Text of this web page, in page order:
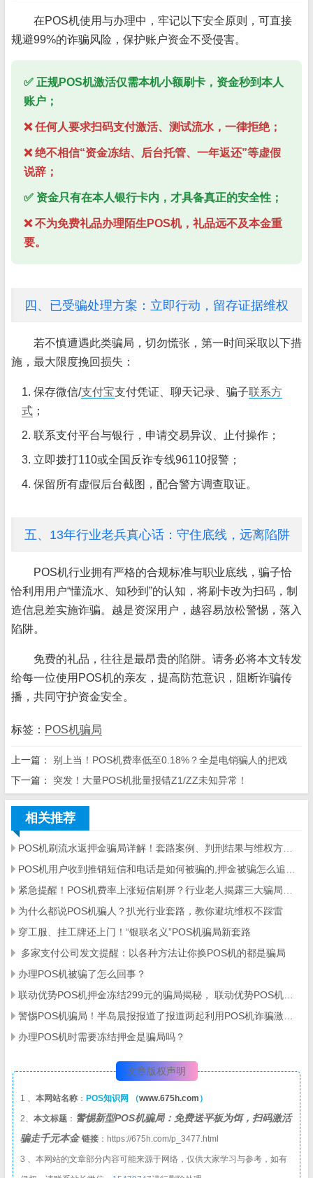
在POS机使用与办理中，牢记以下安全原则，可直接
规避99%的诈骗风险，保护账户资金不受侵害。
✅ 正规POS机激活仅需本机小额刷卡，资金秒到本人
账户；
❌ 任何人要求扫码支付激活、测试流水，一律拒绝；
❌ 绝不相信“资金冻结、后台托管、一年返还”等虚假
说辞；
✅ 资金只有在本人银行卡内，才具备真正的安全性；
❌ 不为免费礼品办理陌生POS机，礼品远不及本金重
要。
四、已受骗处理方案：立即行动，留存证据维权
若不慎遭遇此类骗局，切勿慌张，第一时间采取以下措
施，最大限度挽回损失：
1. 保存微信/支付宝支付凭证、聊天记录、骗子联系方
式 ；
2. 联系支付平台与银行，申请交易异议、止付操作；
3. 立即拨打110或全国反诈专线96110报警；
4. 保留所有虚假后台截图，配合警方调查取证。
五、13年行业老兵真心话：守住底线，远离陷阱
POS机行业拥有严格的合规标准与职业底线，骗子恰
恰利用用户“懂流水、知秒到”的认知，将刷卡改为扫码，制
造信息差实施诈骗。越是资深用户，越容易放松警惕，落入
陷阱。
免费的礼品，往往是最昂贵的陷阱。请务必将本文转发
给每一位使用POS机的亲友，提高防范意识，阻断诈骗传
播，共同守护资金安全。
标签： POS机骗局
上一篇：
别上当！POS机费率低至0.18%？全是电销骗人的把戏
下一篇：
突发！大量POS机批量报错Z1/ZZ未知异常！
相关推荐
为什么都说POS机骗人？扒光行业套路，教你避坑维权不踩雷
穿工服、挂工牌还上门！“银联名义”POS机骗局新套路
​ 多家支付公司发文提醒：以各种方法让你换POS机的都是骗局
办理POS机被骗了怎么回事？
办理POS机时需要冻结押金是骗局吗？
文章版权声明
1 、 本网站名称 ： POS知识网 （www.675h.com ）
2、 本文标题 ： 警惕新型POS机骗局：免费送平板为饵，扫码激活
骗走千元本金链接 ：https://675h.com/p_3477.html
3 、本网站的文章部分内容可能来源于网络，仅供大家学习与参考，如有